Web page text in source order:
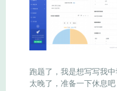
跑题了，我是想写写我
太晚了，准备一下休息吧